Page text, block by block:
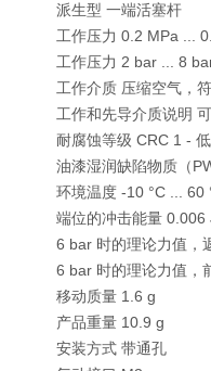
派生型 一端活塞杆
工作压力 0.2 MPa ...
工作压力 2 bar ... 8
工作介质 压缩空气，
工作和先导介质说明
耐腐蚀等级 CRC 1 -
油漆湿润缺陷物质（
环境温度 -10 °C ... 60
端位的冲击能量 0.006
6 bar 时的理论力值，
6 bar 时的理论力值，
移动质量 1.6 g
产品重量 10.9 g
安装方式 带通孔